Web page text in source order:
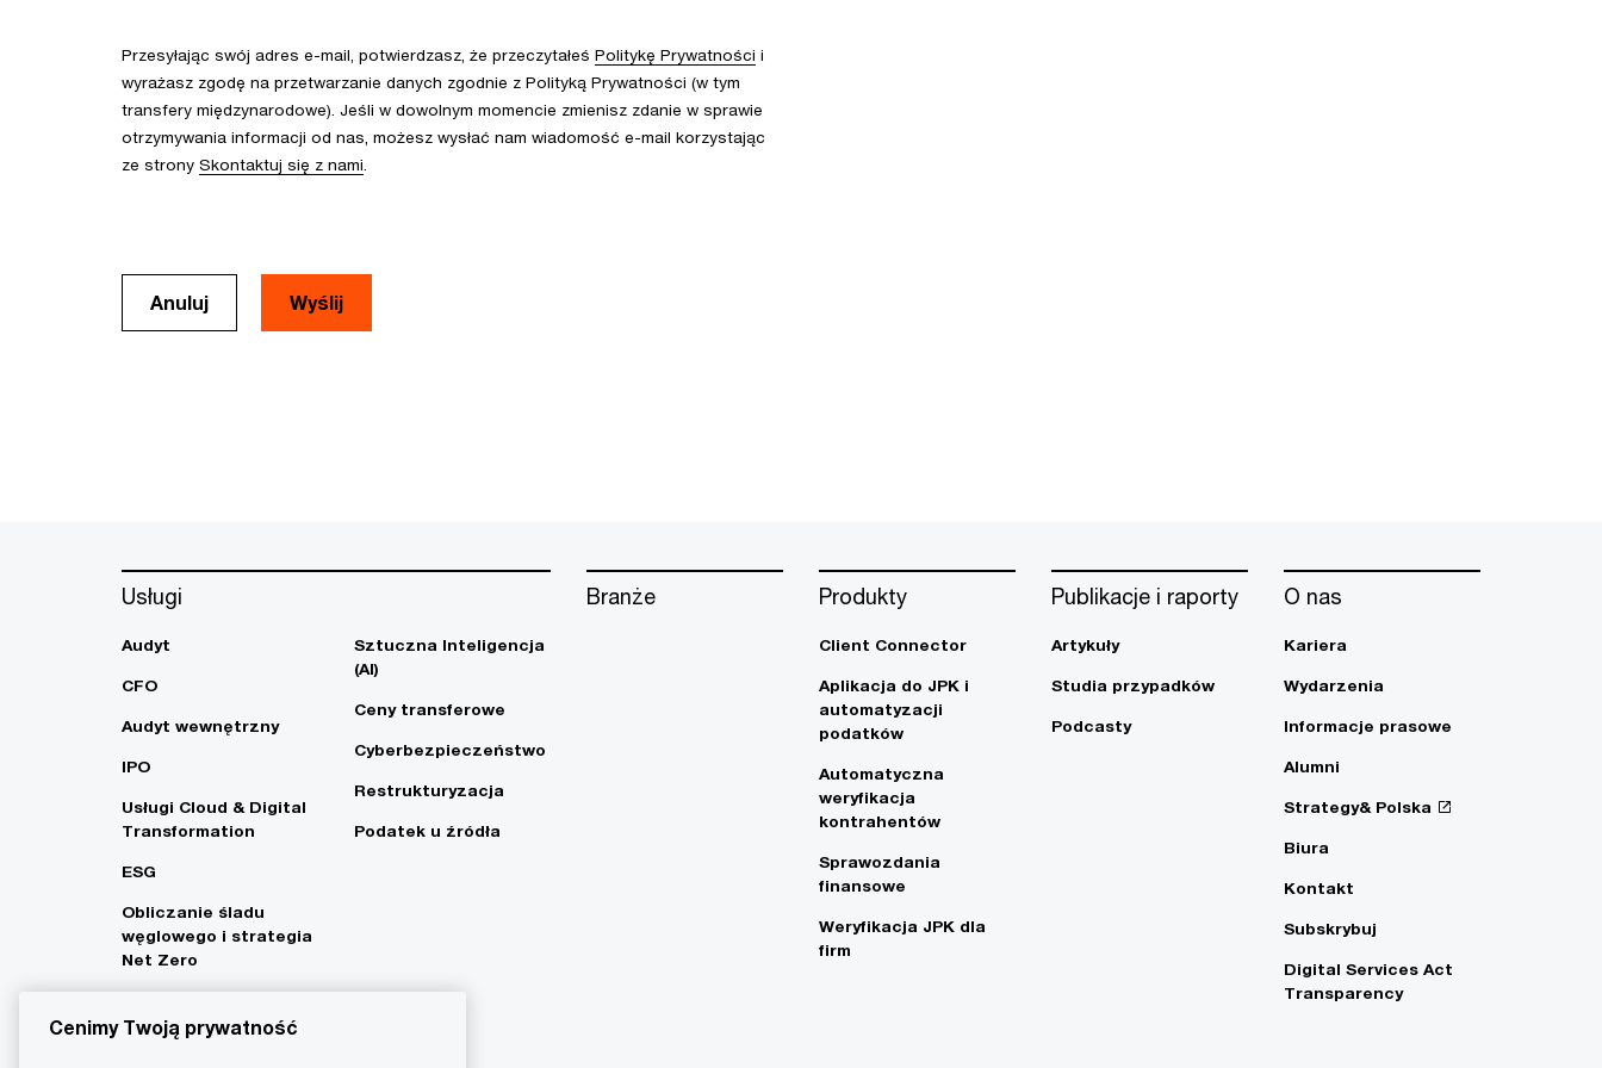
Przesyłając swój adres e-mail, potwierdzasz, że przeczytałeś Politykę Prywatności i
wyrażasz zgodę na przetwarzanie danych zgodnie z Polityką Prywatności (w tym
transfery międzynarodowe). Jeśli w dowolnym momencie zmienisz zdanie w sprawie
otrzymywania informacji od nas, możesz wysłać nam wiadomość e-mail korzystając
ze strony Skontaktuj się z nami
Anuluj
Usługi
Audyt
CFO
Audyt wewnętrzny
IPO
Usługi Cloud & Digital
Transformation
ESG
Obliczanie śladu
węglowego i strategia
Net Zero
Sztuczna Inteligencja
(AI)
Ceny transferowe
Cyberbezpieczeństwo
Restrukturyzacja
Podatek u źródła
Branże Produkty
Client Connector
Aplikacja do JPK i
automatyzacji
podatków
Automatyczna
weryfikacja
kontrahentów
Sprawozdania
finansowe
Weryfikacja JPK dla
firm
Publikacje i raporty
Artykuły
Studia przypadków
Podcasty
O nas
Kariera
Wydarzenia
Informacje prasowe
Alumni
Strategy& Polska
Biura
Kontakt
Subskrybuj
Digital Services Act
Transparency
Cenimy Twoją prywatność